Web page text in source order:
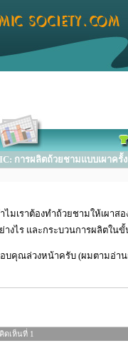
การผลิตถ้วยชามแบบเผาครั้ง
ไมเราต้องทำถ้วยชามให้เผาส
างไร และกระบวนการผลิตใน
บคุณล่วงหน้าครับ (ผมตามอ่าน
ดเห็นที่ 1